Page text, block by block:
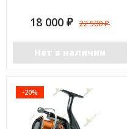
18 000 ₽ 22 500₽
Нет в наличии
-20%